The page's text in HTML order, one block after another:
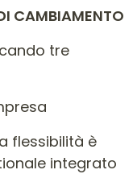
CAMBIAMENTO
tre
flessibilità è
integrato